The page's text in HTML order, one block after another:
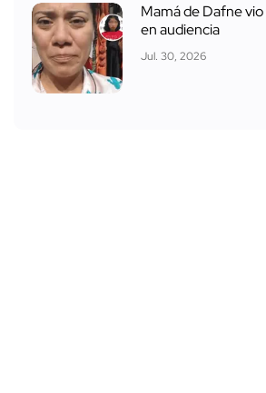
Mamá de Dafne vio
en audiencia
Jul. 30, 2026